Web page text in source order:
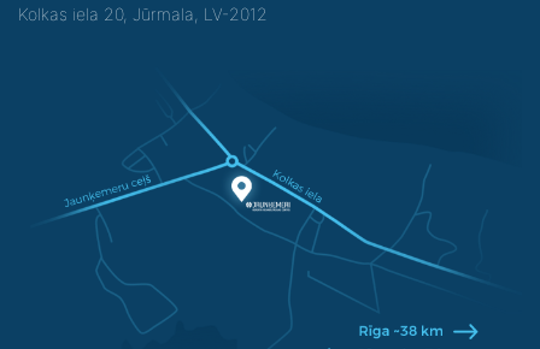
Kolkas iela 20, Jūrmala, LV-2012